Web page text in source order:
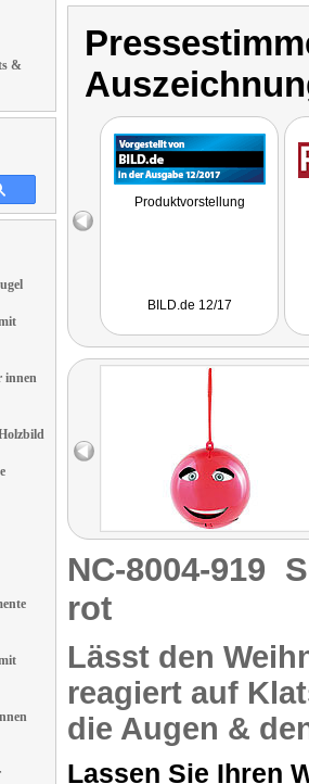
&
innen
Produktvorstellung
BILD.de 12/17
NC-8004-919
rot
Lässt den
reagiert auf
die Augen &
Lassen Sie Ihren